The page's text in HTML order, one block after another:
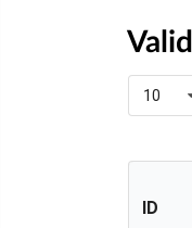
10
ID